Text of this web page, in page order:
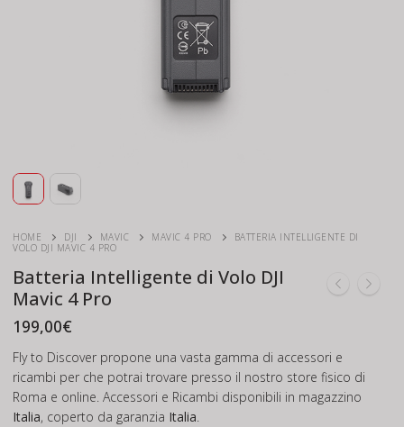
HOME DJI MAVIC MAVIC 4 PRO
BATTERIA INTELLIGENTE DI
VOLO DJI MAVIC 4 PRO
Batteria Intelligente di Volo DJI
Mavic 4 Pro
199,00€
Fly to Discover propone una vasta gamma di accessori e
ricambi per che potrai trovare presso il nostro store fisico di
Roma e online. Accessori e Ricambi disponibili in magazzino
Italia, coperto da garanzia Italia.